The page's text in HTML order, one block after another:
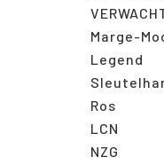
Marge-
Legend
Ros
LCN
NZG